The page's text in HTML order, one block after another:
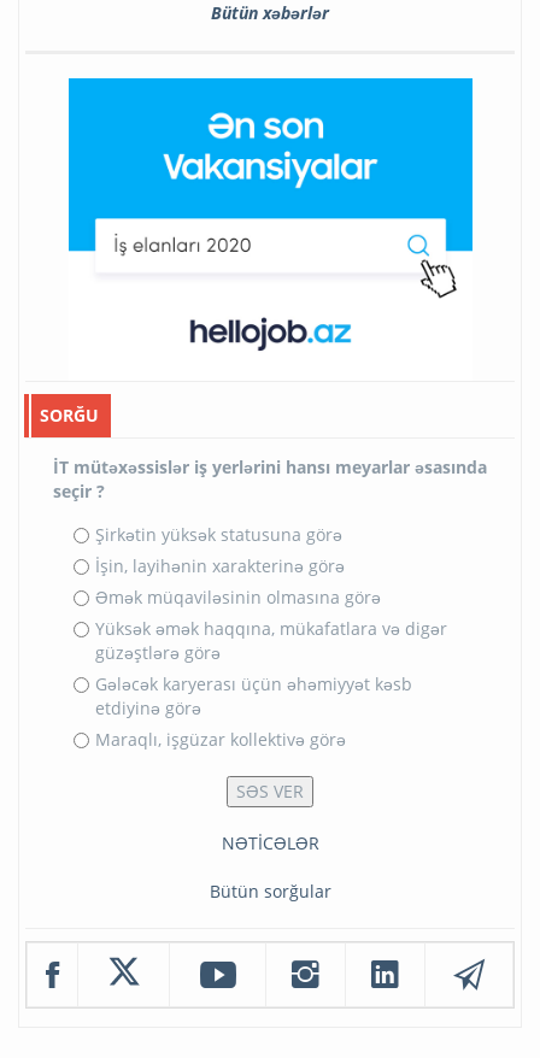
Bütün xəbərlər
SORĞU
İT mütəxəssislər iş yerlərini hansı meyarlar əsasında
seçir ?
Şirkətin yüksək statusuna görə
İşin, layihənin xarakterinə görə
Əmək müqaviləsinin olmasına görə
Yüksək əmək haqqına, mükafatlara və digər
güzəştlərə görə
Gələcək karyerası üçün əhəmiyyət kəsb
etdiyinə görə
Maraqlı, işgüzar kollektivə görə
NƏTİCƏLƏR
Bütün sorğular